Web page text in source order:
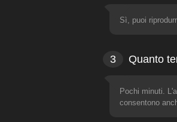
Sì, puoi
3 Quanto
Pochi minuti.
consentono